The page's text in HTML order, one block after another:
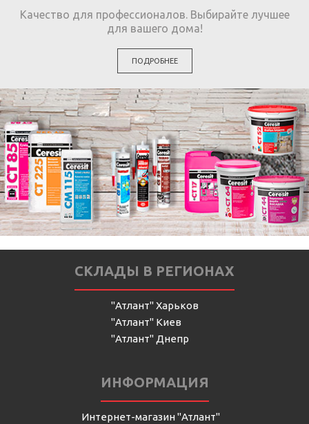
Качество для профессионалов. Выбирайте лучшее
для вашего дома!
ПОДРОБНЕЕ
СКЛАДЫ В РЕГИОНАХ
"Атлант" Харьков
"Атлант" Киев
"Атлант" Днепр
ИНФОРМАЦИЯ
Интернет-магазин "Атлант"